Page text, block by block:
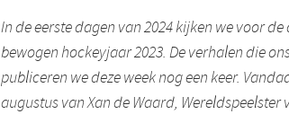
In de eerste dagen van 2024 kijken we voor
bewogen hockeyjaar 2023. De verhalen die
publiceren we deze week nog een keer.
augustus van Xan de Waard, Wereldspeelster